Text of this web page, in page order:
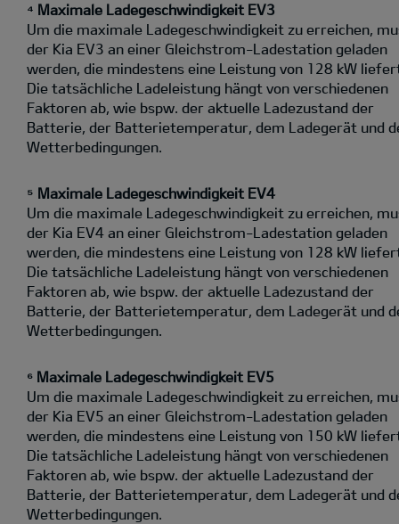
⁴ Maximale Ladegeschwindigkeit EV3
Um die maximale Ladegeschwindigkeit zu erreichen,
der Kia EV3 an einer Gleichstrom-Ladestation geladen
werden, die mindestens eine Leistung von 128 kW
Die tatsächliche Ladeleistung hängt von verschiedenen
Faktoren ab, wie bspw. der aktuelle Ladezustand der
Batterie, der Batterietemperatur, dem Ladegerät und
Wetterbedingungen.
⁵ Maximale Ladegeschwindigkeit EV4
Um die maximale Ladegeschwindigkeit zu erreichen,
der Kia EV4 an einer Gleichstrom-Ladestation geladen
werden, die mindestens eine Leistung von 128 kW
Die tatsächliche Ladeleistung hängt von verschiedenen
Faktoren ab, wie bspw. der aktuelle Ladezustand der
Batterie, der Batterietemperatur, dem Ladegerät und
Wetterbedingungen.
⁶ Maximale Ladegeschwindigkeit EV5
Um die maximale Ladegeschwindigkeit zu erreichen,
der Kia EV5 an einer Gleichstrom-Ladestation geladen
werden, die mindestens eine Leistung von 150 kW
Die tatsächliche Ladeleistung hängt von verschiedenen
Faktoren ab, wie bspw. der aktuelle Ladezustand der
Batterie, der Batterietemperatur, dem Ladegerät und
Wetterbedingungen.